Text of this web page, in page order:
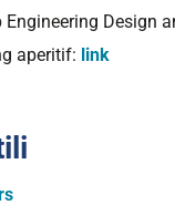
Engineering Design
aperitif: link